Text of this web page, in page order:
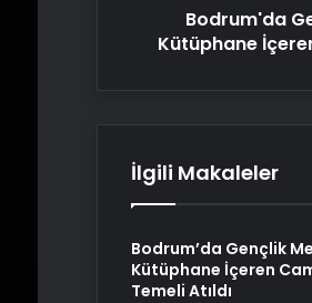
Bodrum'da
Kütüphane
İlgili Makaleler
Bodrum’da Gençlik
Kütüphane İçeren
Temeli Atıldı